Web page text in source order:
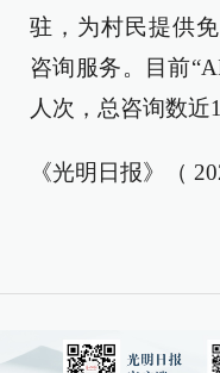
驻，为村民提供
咨询服务。目前
人次，总咨询数近
《光明日报》（